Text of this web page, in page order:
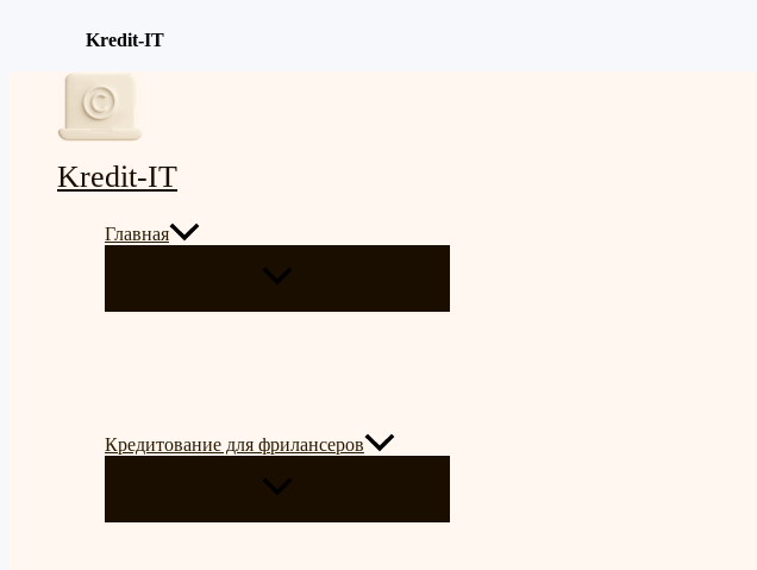
Kredit-IT
Kredit-IT
Главная
ПЕРЕКЛЮЧАТЕЛЬ
МЕНЮ
Кредитование для фрилансеров
ПЕРЕКЛЮЧАТЕЛЬ
МЕНЮ